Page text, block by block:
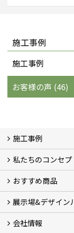
施工事例
施工事例
お客様の声 (46)
施工事例
施工事例
お客様の声 (46)
私たちのコンセプ
コンセプト
完成までの流れ
お庭のメンテナ
おすすめ商品
オリジナル帆布
NEW スマートサ
おしゃれな物置
門扉 (6)
ウッドフェンス
アイアンの商品
ガーデニング雑
ガーデン書&ガー
こだわりのオリ
おすすめの植物
箱庭ガーデン
ポット苗
展示場&デザイン
展示場&デザイン
会社情報